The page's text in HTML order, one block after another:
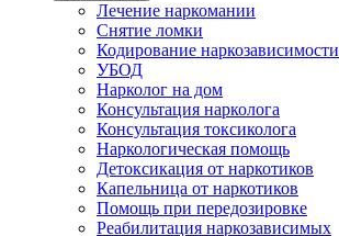
Лечение наркомании
Снятие ломки
Кодирование наркозависимости
УБОД
Нарколог на дом
Консультация нарколога
Консультация токсиколога
Наркологическая помощь
Детоксикация от наркотиков
Капельница от наркотиков
Помощь при передозировке
Реабилитация наркозависимых